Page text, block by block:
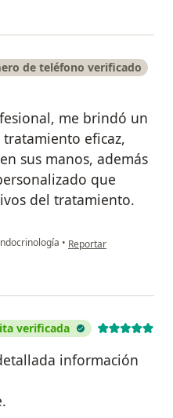
de teléfono verificado
me brindó un
eficaz,
sus manos, además
que
del tratamiento.
• en opinión del usuario
Reportar
verificada
información